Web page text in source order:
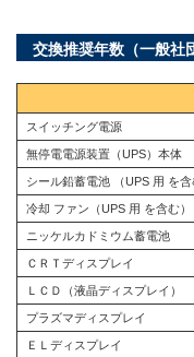
交換推奨年数（一般社
スイッチング電源
無停電電源装置（UPS）本体
シール鉛蓄電池 （UPS 用 を
冷却 ファン（UPS 用 を含む）
ニッケルカドミウム蓄電池
ＣＲＴディスプレイ
ＬＣＤ（液晶ディスプレイ）
プラズマディスプレイ
ＥＬディスプレイ